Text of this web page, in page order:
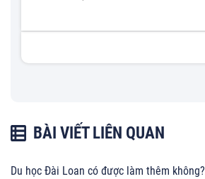
BÀI VIẾT LIÊN QUAN
Du học Đài Loan có được làm thêm không?